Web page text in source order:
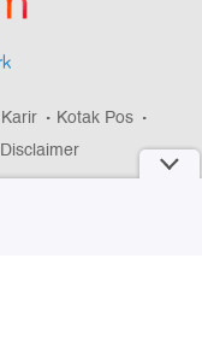
Karir
Kotak Pos
Disclaimer